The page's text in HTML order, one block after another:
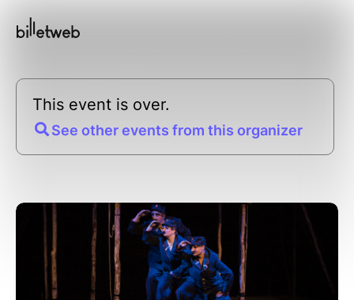
This event is over.
See other events from this organizer